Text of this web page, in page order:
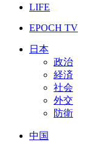
LIFE
EPOCH TV
日本
政治
経済
社会
外交
防衛
中国